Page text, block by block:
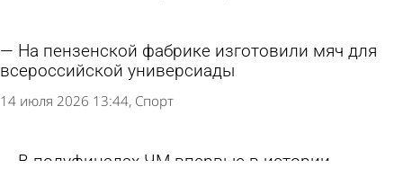
На пензенской фабрике изготовили мяч для
всероссийской универсиады
14 июля 2026 13:44 Спорт
В полуфиналах ЧМ впервые в истории